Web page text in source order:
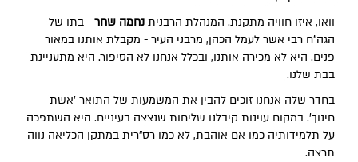
וואו, איזו חוויה מתקנת. המנהלת הרבנית נחמה שחר- בתו של
הגה"ח רבי אשר לעמל הכהן, מרבני העיר - מקבלת אותנו במאור
פנים. היא לא מכירה אותנו, ובכלל אנחנו לא הסיפור. היא מתעניינת
בבת שלנו.
בחדר שלה אנחנו זוכים להבין את המשמעות של התואר 'אשת
חינוך'. במקום עוינות קיבלנו שליחות שנצצה בעיניים. היא השתפכה
על תלמידותיה כמו אם אוהבת, לא כמו רס"רית במתקן הכליאה נווה
תרצה.